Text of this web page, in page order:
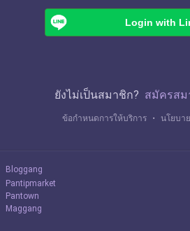
Login with
ยังไม่เป็นสมาชิก? สมัครสม
ข้อกำหนดการให้บริการ ・ นโยบา
Bloggang
Pantipmarket
Pantown
Maggang